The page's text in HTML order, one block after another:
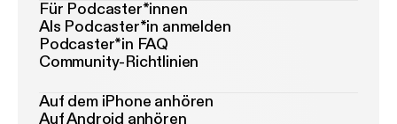
Für Podcaster*innen
Als Podcaster*in anmelden
Podcaster*in FAQ
Community-Richtlinien
Auf dem iPhone anhören
Auf Android anhören